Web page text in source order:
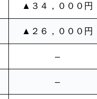
▲３４，０００円
▲２６，０００円
–
–